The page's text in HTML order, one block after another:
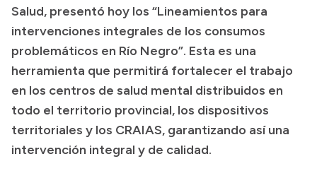
Compras y licitaciones
Consulta de expedientes
Consulta de pago a proveedores
Convocatorias
Intranet
Salud, presentó hoy los “Lineamientos para
intervenciones integrales de los consumos
problemáticos en Río Negro”. Esta es una
herramienta que permitirá fortalecer el trabajo
en los centros de salud mental distribuidos en
todo el territorio provincial, los dispositivos
territoriales y los CRAIAS, garantizando así una
intervención integral y de calidad.